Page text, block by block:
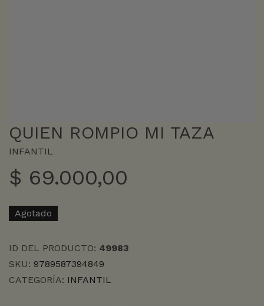
QUIEN ROMPIO MI TAZA
INFANTIL
$ 69.000,00
Agotado
ID DEL PRODUCTO: 49983
SKU: 9789587394849
CATEGORÍA: INFANTIL